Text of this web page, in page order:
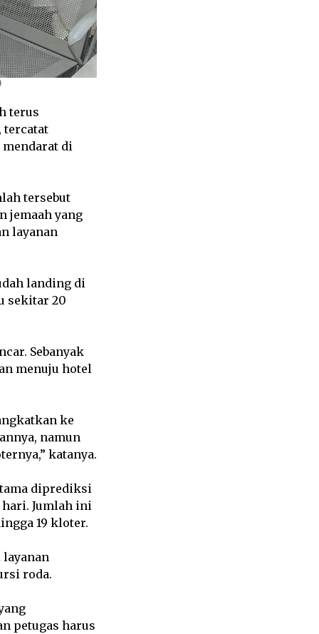
terus
tercatat
mendarat di
tersebut
jemaah yang
layanan
landing di
sekitar 20
Sebanyak
menuju hotel
ke
namun
katanya.
diprediksi
hari. Jumlah ini
19 kloter.
roda.
petugas harus